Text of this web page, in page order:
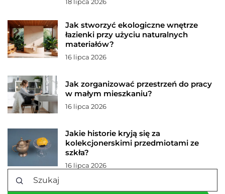
18 lipca 2026
Jak stworzyć ekologiczne wnętrze
łazienki przy użyciu naturalnych
materiałów?
16 lipca 2026
Jak zorganizować przestrzeń do pracy
w małym mieszkaniu?
16 lipca 2026
Jakie historie kryją się za
kolekcjonerskimi przedmiotami ze
szkła?
16 lipca 2026